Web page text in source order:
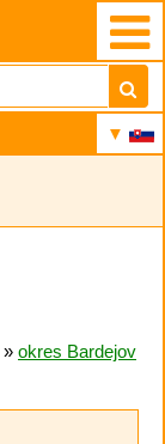
» okres Bardejov